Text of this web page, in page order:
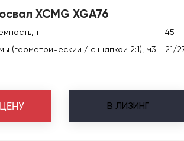
XCMG XGA76
т
45
(геометрический / с шапкой 2:1), м3
21/
В ЛИЗИНГ